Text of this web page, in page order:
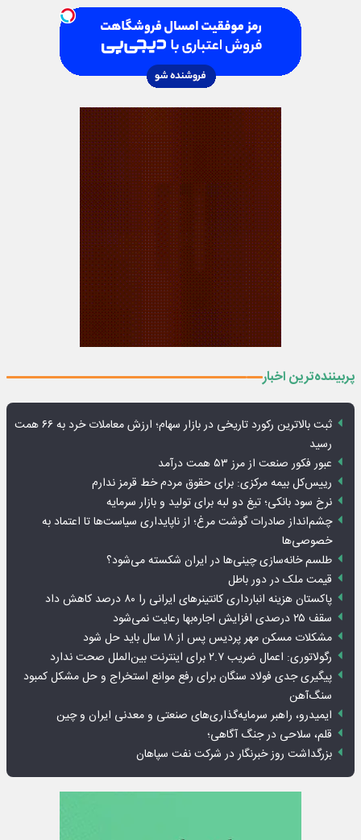
پربیننده‌ترین اخبار
ثبت بالاترین رکورد تاریخی در بازار سهام؛ ارزش معاملات خرد به ۶۶ همت
رسید
عبور فکور صنعت از مرز ۵۳ همت درآمد
رییس‌کل بیمه مرکزی: برای حقوق مردم خط قرمز ندارم
نرخ سود بانکی؛ تیغ دو لبه برای تولید و بازار سرمایه
چشم‌انداز صادرات گوشت مرغ؛ از ناپایداری سیاست‌ها تا اعتماد به
خصوصی‌ها
طلسم خانه‌سازی چینی‌ها در ایران شکسته می‌شود؟
قیمت ملک در دور باطل
پاکستان هزینه انبارداری کانتینرهای ایرانی را ۸۰ درصد کاهش داد
سقف ۲۵ درصدی افزایش اجاره‌بها رعایت نمی‌شود
مشکلات مسکن مهر پردیس پس از ۱۸ سال باید حل شود
رگولاتوری: اعمال ضریب ۲.۷ برای اینترنت بین‌الملل صحت ندارد
پیگیری جدی فولاد سنگان برای رفع موانع استخراج و حل مشکل کمبود
سنگ‌آهن
ایمیدرو، راهبر سرمایه‌گذاری‌های صنعتی و معدنی ایران و چین
قلم، سلاحی در جنگ آگاهی؛
بزرگداشت روز خبرنگار در شرکت نفت سپاهان